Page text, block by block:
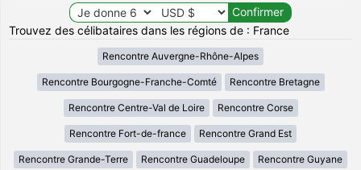
Trouvez des célibataires dans les régions de : France
Rencontre Auvergne-Rhône-Alpes
Rencontre Bourgogne-Franche-Comté Rencontre Bretagne
Rencontre Centre-Val de Loire Rencontre Corse
Rencontre Fort-de-france Rencontre Grand Est
Rencontre Grande-Terre Rencontre Guadeloupe Rencontre Guyane